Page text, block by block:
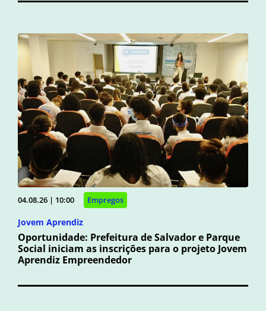
04.08.26 | 10:00 Empregos
Jovem Aprendiz
Oportunidade: Prefeitura de Salvador e Parque
Social iniciam as inscrições para o projeto Jovem
Aprendiz Empreendedor